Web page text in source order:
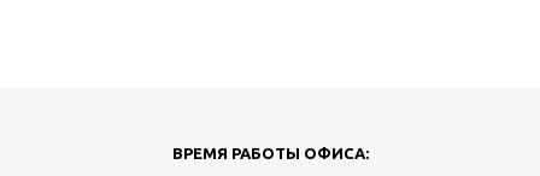
ВРЕМЯ РАБОТЫ ОФИСА: